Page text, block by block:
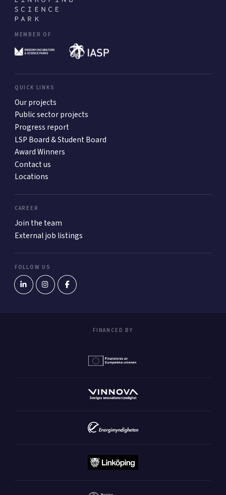
MEMBER OF
QUICK LINKS
Our projects
Public sector projects
Progress report
LSP Board & Student Board
Award Winners
Contact us
Locations
CAREER
Join the team
External job listings
FOLLOW US
FINANCED BY